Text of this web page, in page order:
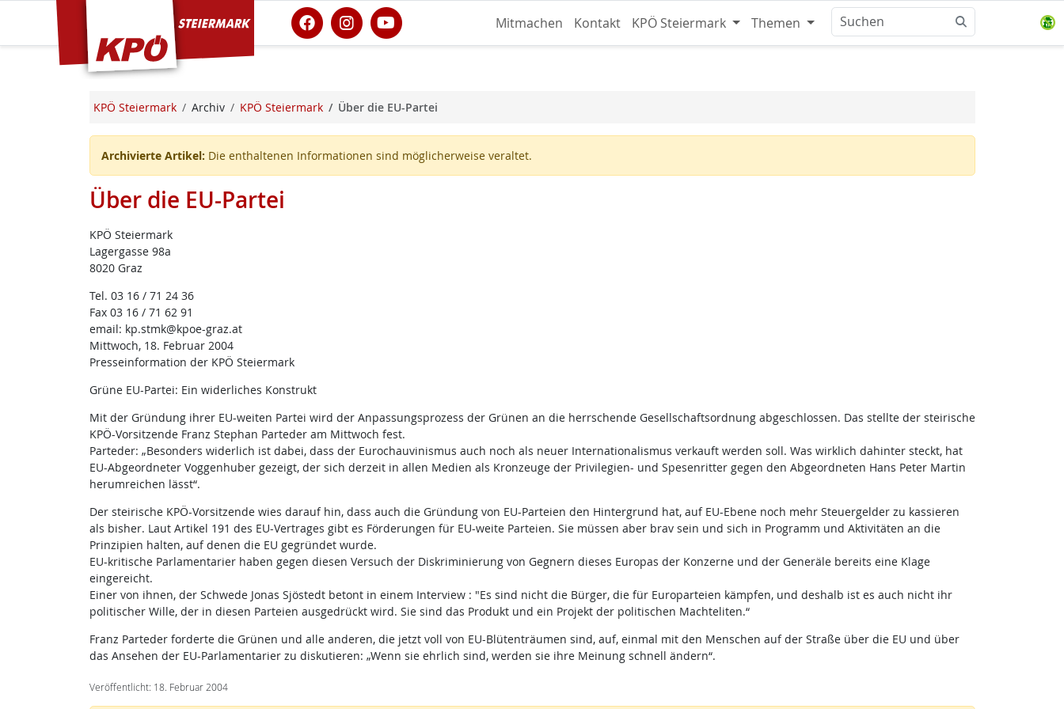
KPÖ Steiermark Mitmachen Kontakt KPÖ Steiermark Themen
KPÖ Steiermark Archiv KPÖ Steiermark Über die EU-Partei
Archivierte Artikel: Die enthaltenen Informationen sind möglicherweise veraltet.
Über die EU-Partei
KPÖ Steiermark
Lagergasse 98a
8020 Graz
Tel. 03 16 / 71 24 36
Fax 03 16 / 71 62 91
email: kp.stmk@kpoe-graz.at
Mittwoch, 18. Februar 2004
Presseinformation der KPÖ Steiermark
Grüne EU-Partei: Ein widerliches Konstrukt
Mit der Gründung ihrer EU-weiten Partei wird der Anpassungsprozess der Grünen an die herrschende Gesellschaftsordnung abgeschlossen. Das stellte der steirische
KPÖ-Vorsitzende Franz Stephan Parteder am Mittwoch fest.
Parteder: „Besonders widerlich ist dabei, dass der Eurochauvinismus auch noch als neuer Internationalismus verkauft werden soll. Was wirklich dahinter steckt, hat
EU-Abgeordneter Voggenhuber gezeigt, der sich derzeit in allen Medien als Kronzeuge der Privilegien- und Spesenritter gegen den Abgeordneten Hans Peter Martin
herumreichen lässt“.
Der steirische KPÖ-Vorsitzende wies darauf hin, dass auch die Gründung von EU-Parteien den Hintergrund hat, auf EU-Ebene noch mehr Steuergelder zu kassieren
als bisher. Laut Artikel 191 des EU-Vertrages gibt es Förderungen für EU-weite Parteien. Sie müssen aber brav sein und sich in Programm und Aktivitäten an die
Prinzipien halten, auf denen die EU gegründet wurde.
EU-kritische Parlamentarier haben gegen diesen Versuch der Diskriminierung von Gegnern dieses Europas der Konzerne und der Generäle bereits eine Klage
eingereicht.
Einer von ihnen, der Schwede Jonas Sjöstedt betont in einem Interview : "Es sind nicht die Bürger, die für Europarteien kämpfen, und deshalb ist es auch nicht ihr
politischer Wille, der in diesen Parteien ausgedrückt wird. Sie sind das Produkt und ein Projekt der politischen Machteliten.“
Franz Parteder forderte die Grünen und alle anderen, die jetzt voll von EU-Blütenträumen sind, auf, einmal mit den Menschen auf der Straße über die EU und über
das Ansehen der EU-Parlamentarier zu diskutieren: „Wenn sie ehrlich sind, werden sie ihre Meinung schnell ändern“.
Veröffentlicht: 18. Februar 2004